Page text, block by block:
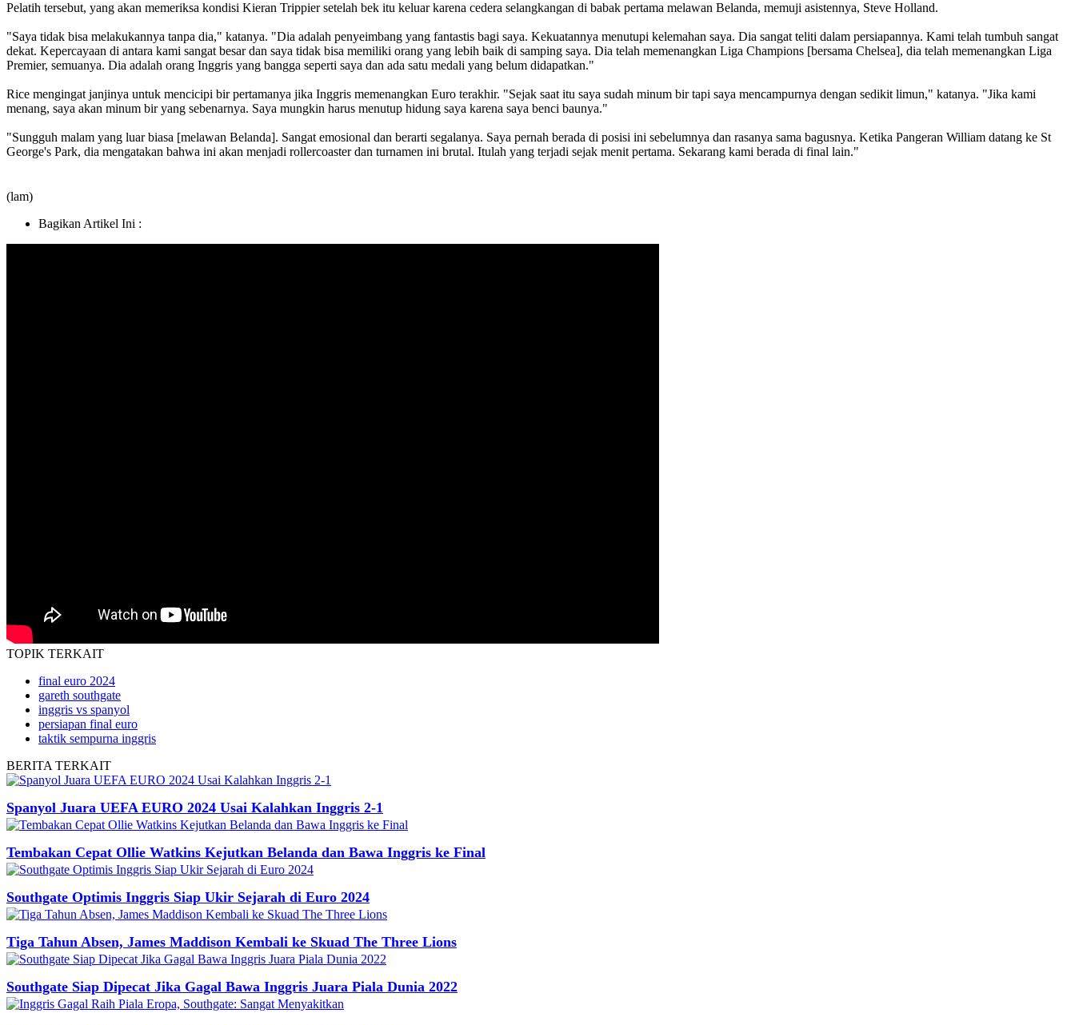
Pelatih tersebut, yang akan memeriksa kondisi Kieran Trippier setelah bek itu keluar karena cedera selangkangan di babak pertama melawan Belanda, memuji asistennya, Steve Holland.
"Saya tidak bisa melakukannya tanpa dia," katanya. "Dia adalah penyeimbang yang fantastis bagi saya. Kekuatannya menutupi kelemahan saya. Dia sangat teliti dalam persiapannya. Kami telah tumbuh sangat
dekat. Kepercayaan di antara kami sangat besar dan saya tidak bisa memiliki orang yang lebih baik di samping saya. Dia telah memenangkan Liga Champions [bersama Chelsea], dia telah memenangkan Liga
Premier, semuanya. Dia adalah orang Inggris yang bangga seperti saya dan ada satu medali yang belum didapatkan."
Rice mengingat janjinya untuk mencicipi bir pertamanya jika Inggris memenangkan Euro terakhir. "Sejak saat itu saya sudah minum bir tapi saya mencampurnya dengan sedikit limun," katanya. "Jika kami
menang, saya akan minum bir yang sebenarnya. Saya mungkin harus menutup hidung saya karena saya benci baunya."
"Sungguh malam yang luar biasa [melawan Belanda]. Sangat emosional dan berarti segalanya. Saya pernah berada di posisi ini sebelumnya dan rasanya sama bagusnya. Ketika Pangeran William datang ke St
George's Park, dia mengatakan bahwa ini akan menjadi rollercoaster dan turnamen ini brutal. Itulah yang terjadi sejak menit pertama. Sekarang kami berada di final lain."
(lam)
Bagikan Artikel Ini :
TOPIK TERKAIT
final euro 2024
gareth southgate
inggris vs spanyol
persiapan final euro
taktik sempurna inggris
BERITA TERKAIT
Spanyol Juara UEFA EURO 2024 Usai Kalahkan Inggris 2-1
Tembakan Cepat Ollie Watkins Kejutkan Belanda dan Bawa Inggris ke Final
Southgate Optimis Inggris Siap Ukir Sejarah di Euro 2024
Tiga Tahun Absen, James Maddison Kembali ke Skuad The Three Lions
Southgate Siap Dipecat Jika Gagal Bawa Inggris Juara Piala Dunia 2022